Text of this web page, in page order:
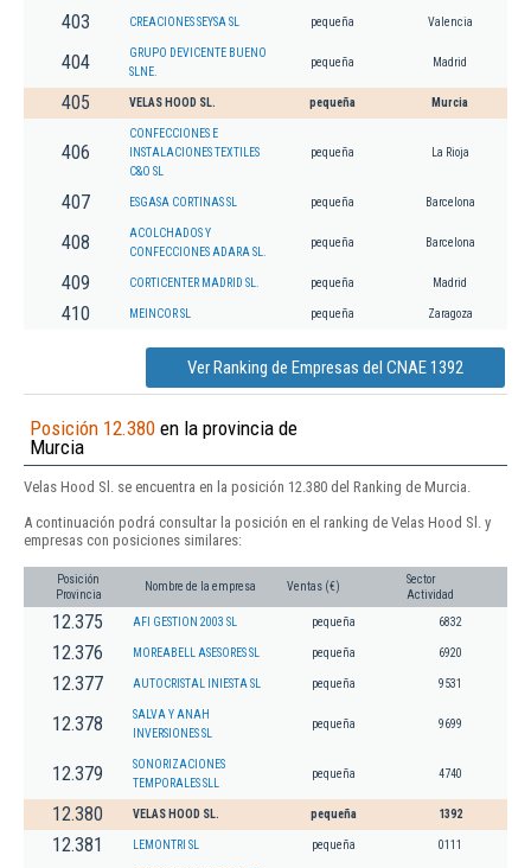
403 CREACIONES SEYSA SL pequeña Valencia
404
GRUPO DEVICENTE BUENO
SLNE.
pequeña Madrid
405 VELAS HOOD SL. pequeña Murcia
406
CONFECCIONES E
INSTALACIONES TEXTILES
C&O SL
pequeña La Rioja
407 ESGASA CORTINAS SL pequeña Barcelona
408
ACOLCHADOS Y
CONFECCIONES ADARA SL.
pequeña Barcelona
409 CORTICENTER MADRID SL. pequeña Madrid
410 MEINCOR SL pequeña Zaragoza
Ver Ranking de Empresas del CNAE 1392
Posición 12.380 en la provincia de
Murcia
Velas Hood Sl. se encuentra en la posición 12.380 del Ranking de Murcia.
A continuación podrá consultar la posición en el ranking de Velas Hood Sl. y
empresas con posiciones similares:
Posición
Provincia
Nombre de la empresa Ventas (€)
Sector
Actividad
12.375 AFI GESTION 2003 SL pequeña 6832
12.376 MOREABELL ASESORES SL pequeña 6920
12.377 AUTOCRISTAL INIESTA SL pequeña 9531
12.378
SALVA Y ANAH
INVERSIONES SL
pequeña 9699
12.379
SONORIZACIONES
TEMPORALES SLL
pequeña 4740
12.380 VELAS HOOD SL. pequeña 1392
12.381 LEMONTRI SL pequeña 0111